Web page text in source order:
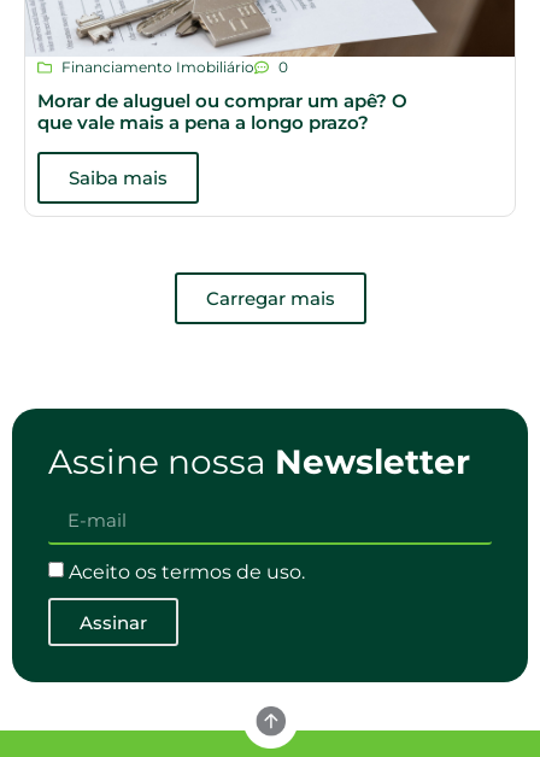
Financiamento Imobiliário 0
Morar de aluguel ou comprar um apê? O
que vale mais a pena a longo prazo?
Saiba mais
Carregar mais
Assine nossa Newsletter
Aceito os termos de uso.
Assinar